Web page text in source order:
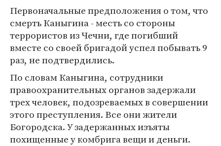
Первоначальные предположения о том, что
смерть Каныгина - месть со стороны
террористов из Чечни, где погибший
вместе со своей бригадой успел побывать 9
раз, не подтвердились.
По словам Каныгина, сотрудники
правоохранительных органов задержали
трех человек, подозреваемых в совершении
этого преступления. Все они жители
Богородска. У задержанных изъяты
похищенные у комбрига вещи и деньги.